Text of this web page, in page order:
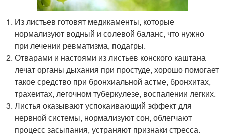
Из листьев готовят медикаменты, которые
нормализуют водный и солевой баланс, что нужно
при лечении ревматизма, подагры.
Отварами и настоями из листьев конского каштана
лечат органы дыхания при простуде, хорошо помогает
такое средство при бронхиальной астме, бронхитах,
трахеитах, легочном туберкулезе, воспалении легких.
Листья оказывают успокаивающий эффект для
нервной системы, нормализуют сон, облегчают
процесс засыпания, устраняют признаки стресса.